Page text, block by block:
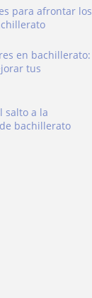
para afrontar los
en bachillerato:
tus
salto a la
bachillerato